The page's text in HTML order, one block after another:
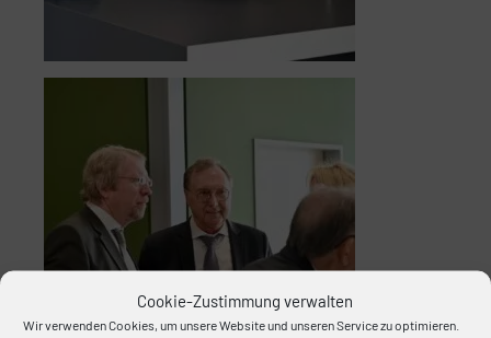
Cookie-Zustimmung verwalten
Wir verwenden Cookies, um unsere Website und unseren Service zu optimieren.